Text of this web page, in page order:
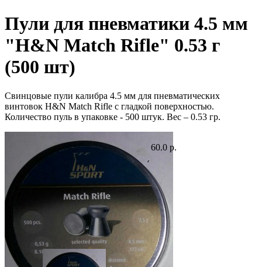
Пули для пневматики 4.5 мм
"H&N Match Rifle" 0.53 г
(500 шт)
Свинцовые пули калибра 4.5 мм для пневматических
винтовок H&N Match Rifle с гладкой поверхностью.
Количество пуль в упаковке - 500 штук. Вес – 0.53 гр.
60.0 р.